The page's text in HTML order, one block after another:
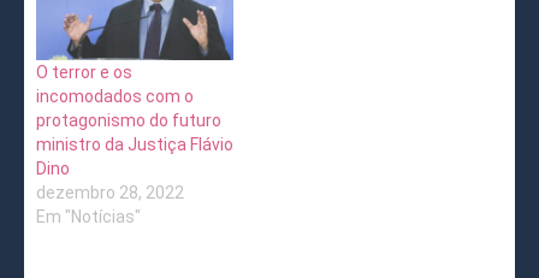
O terror e os
incomodados com o
protagonismo do futuro
ministro da Justiça Flávio
Dino
dezembro 28, 2022
Em "Notícias"